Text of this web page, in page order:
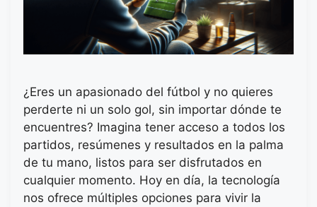
¿Eres un apasionado del fútbol y no quieres
perderte ni un solo gol, sin importar dónde te
encuentres? Imagina tener acceso a todos los
partidos, resúmenes y resultados en la palma
de tu mano, listos para ser disfrutados en
cualquier momento. Hoy en día, la tecnología
nos ofrece múltiples opciones para vivir la